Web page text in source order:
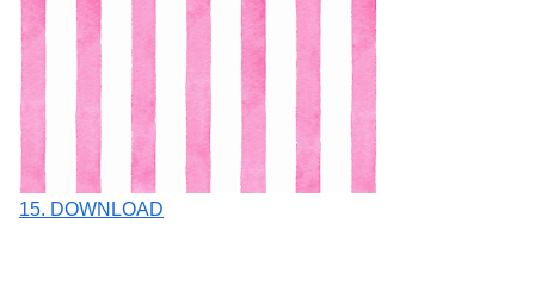
15. DOWNLOAD